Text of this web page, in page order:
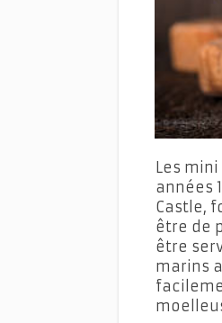
Les
années
Castle,
être de
être
marins